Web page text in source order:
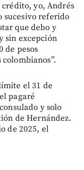
yo, Andrés
sucesivo referido
que debo y
sin excepción
de pesos
el 31 de
pagaré
y solo
de Hernández.
de 2025, el